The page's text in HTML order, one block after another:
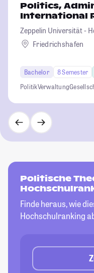
Politics,
International
Zeppelin Universität -
Kultur und Politik
Friedrichshafen
Bachelor 8 Semester
PolitikVerwaltung
Politische
Finde heraus, wie
Hochschulranking